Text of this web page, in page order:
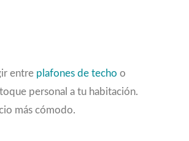
entre plafones de techo o
personal a tu habitación.
más cómodo.